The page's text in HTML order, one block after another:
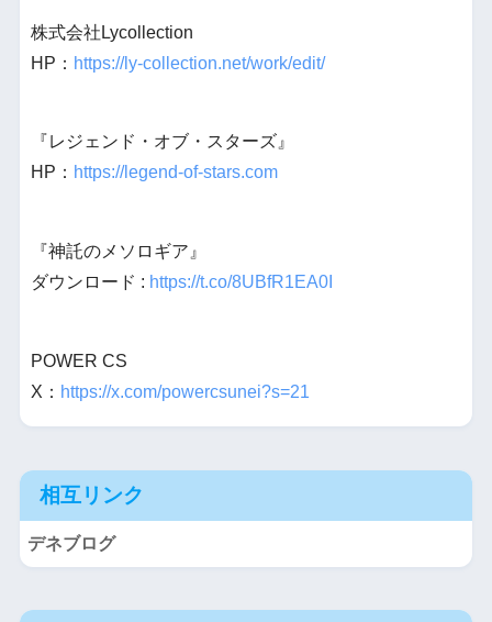
株式会社Lycollection
HP： https://ly-collection.net/work/edit/
『レジェンド・オブ・スターズ』
HP： https://legend-of-stars.com
『神託のメソロギア』
ダウンロード : https://t.co/8UBfR1EA0I
POWER CS
X： https://x.com/powercsunei?s=21
相互リンク
デネブログ